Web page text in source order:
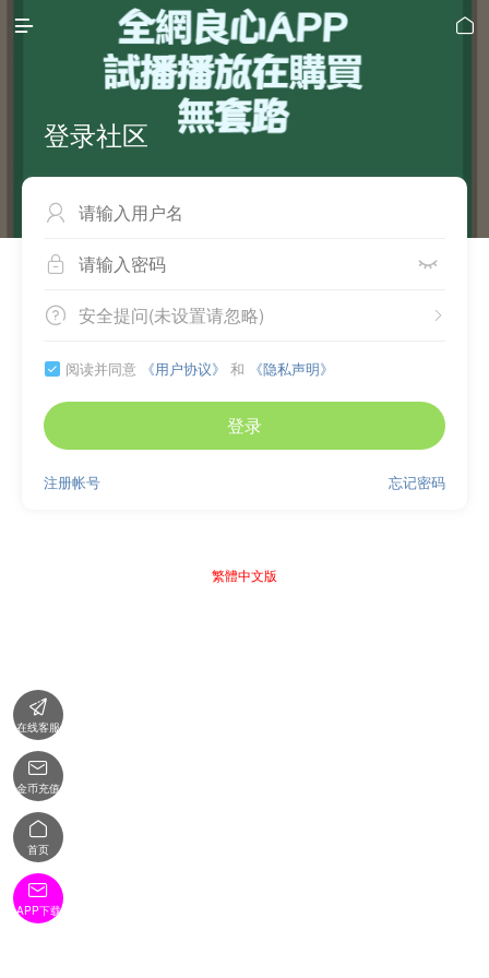
 
登录社区

 
 
安全提问(未设置请忽略)
 阅读并同意 《用户协议》 和 《隐私声明》
登录
忘记密码
注册帐号
繁體中文版

在线客服

金币充值

首页

APP下载